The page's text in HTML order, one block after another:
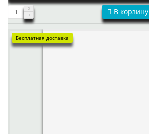
В корзину
Бесплатная доставка